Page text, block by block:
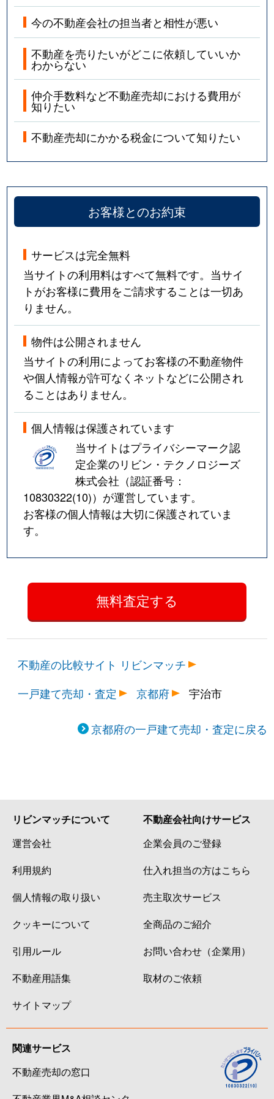
今の不動産会社の担当者と相性が悪い
不動産を売りたいがどこに依頼していいか
わからない
仲介手数料など不動産売却における費用が
知りたい
不動産売却にかかる税金について知りたい
お客様とのお約束
サービスは完全無料
当サイトの利用料はすべて無料です。当サイ
トがお客様に費用をご請求することは一切あ
りません。
物件は公開されません
当サイトの利用によってお客様の不動産物件
や個人情報が許可なくネットなどに公開され
ることはありません。
個人情報は保護されています
当サイトはプライバシーマーク認
定企業のリビン・テクノロジーズ
株式会社（認証番号：
10830322(10)）が運営しています。
お客様の個人情報は大切に保護されていま
す。
不動産の比較サイト リビンマッチ
一戸建て売却・査定
京都府 宇治市
京都府の一戸建て売却・査定に戻る
リビンマッチについて
運営会社
利用規約
個人情報の取り扱い
クッキーについて
引用ルール
不動産用語集
サイトマップ
不動産会社向けサービス
企業会員のご登録
仕入れ担当の方はこちら
売主取次サービス
全商品のご紹介
お問い合わせ（企業用）
取材のご依頼
関連サービス
不動産売却の窓口